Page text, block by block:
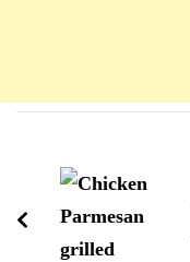
d'article